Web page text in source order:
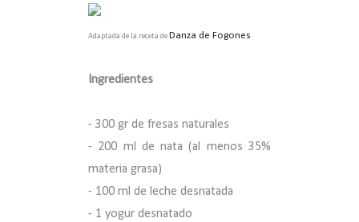
Adaptada de la receta de Danza de Fogones
Ingredientes
- 300 gr de fresas naturales
- 200 ml de nata (al menos 35%
materia grasa)
- 100 ml de leche desnatada
- 1 yogur desnatado